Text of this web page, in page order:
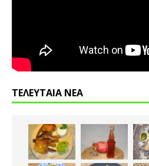
ΤΕΛΕΥΤΑΙΑ ΝΕΑ